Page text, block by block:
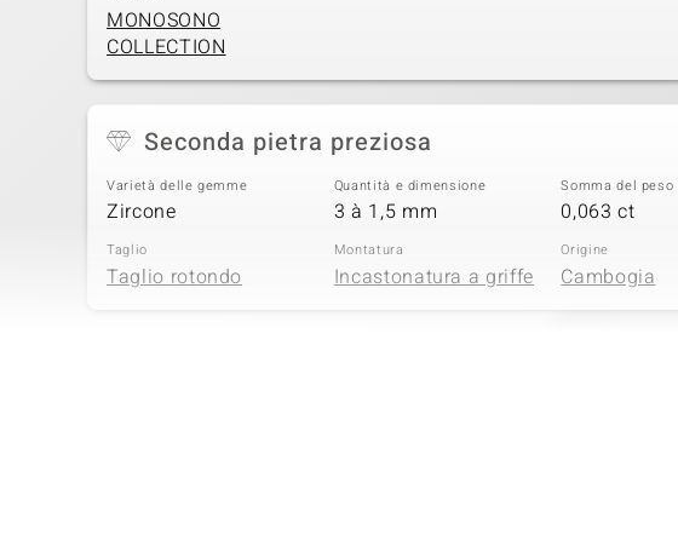
MONOSONO
COLLECTION
Seconda pietra preziosa
Varietà delle gemme
Zircone
Quantità e dimensione
3 à 1,5 mm
Somma del
0,063 ct
Taglio
Taglio rotondo
Montatura
Incastonatura a griffe
Origine
Cambogia